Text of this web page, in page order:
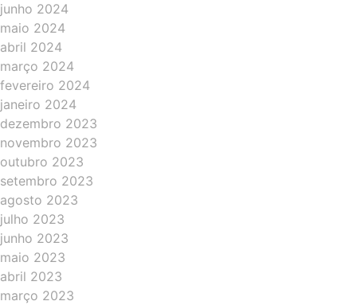
junho 2024
maio 2024
abril 2024
março 2024
fevereiro 2024
janeiro 2024
dezembro 2023
novembro 2023
outubro 2023
setembro 2023
agosto 2023
julho 2023
junho 2023
maio 2023
abril 2023
março 2023